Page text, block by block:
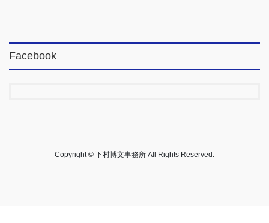
Facebook
Copyright © 下村博文事務所 All Rights Reserved.